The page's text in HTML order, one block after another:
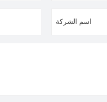
اسم الشركة